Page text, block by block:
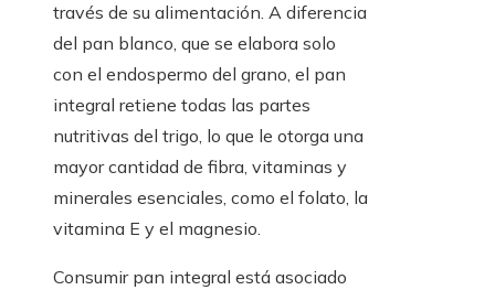
través de su alimentación. A diferencia
del pan blanco, que se elabora solo
con el endospermo del grano, el pan
integral retiene todas las partes
nutritivas del trigo, lo que le otorga una
mayor cantidad de fibra, vitaminas y
minerales esenciales, como el folato, la
vitamina E y el magnesio.
Consumir pan integral está asociado